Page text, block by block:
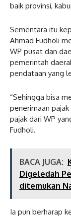
baik provinsi,
Sementara itu
Ahmad Fudholi
WP pusat dan
pemerintah
pendataan yang
“Sehingga bisa
penerimaan
pajak dari WP
Fudholi.
BACA JUGA:
Digeledah
ditemukan
Ia pun berharap